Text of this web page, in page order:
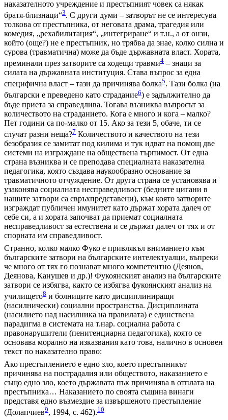
наказателното учреждение и престъпният човек са някак
братя-близнаци“3. С други думи – затворът не се интересува
толкова от престъпника, от неговата драма, трагедия или
комедия, „рехабилитация“, „интегриране“ и т.н., а от онзи,
който (още?) не е престъпник, но трябва да знае, колко силна и
сурова (травматична) може да бъде държавната власт. Хората,
преминали през затворите са ходещи травми4 – знаци за
силата на държавната институция. Става въпрос за една
специфична власт – тази да причинява болка5. Тази болка (на
български е преведено като страдание6) е задължително да
бъде приета за справедлива. Тогава възниква въпросът за
количеството на страданието. Кога е много и кога – малко?
Пет години са по-малко от 15. Ако за тези 5, обаче, ти се
случат разни неща?7 Количеството и качеството на тези
безобразия се замитат под килима и тук идват на помощ две
системи на изграждане на обществена търпимост. От една
страна възниква и се преподава специалната наказателна
педагогика, която създава наукообразно основание за
травматичното отчуждение. От друга страна се установява и
узаконява социалната несправедливост (бедните цигани в
нашите затвори са свръхпредставени), към която затворите
изграждат публичен имунитет като държат хората далеч от
себе си, а и хората започват да приемат социалната
несправедливост за естествена и се държат далеч от тях и от
спорната им справедливост.
Странно, колко малко Фуко е привлякъл вниманието към
българските затвори на българските интелектуалци, въпреки
че много от тях го познават много компетентно (Деянов,
Деянова, Канушев и др.)! Фукоянският анализ на българските
затвори се избягва, както се избягва фукоянският анализ на
училището8 и болниците като дисциплиниращи
(насилнически) социални пространства. Дисциплината
(насилието над насилника на правилата) е единствена
парадигма в системата на т.нар. социална работа с
правонарушители (пенитенциарна педагогика), която се
основава морално на изказвания като това, налично в основен
текст по наказателно право:
Ако престъплението е едно зло, което престъпникът
причинява на пострадалия или обществото, наказанието е
също едно зло, което държавата пък причинява в отплата на
престъпника… Наказанието по своята същина винаги
представя едно възмездие за извършеното престъпление
(Долапчиев9, 1994, с. 462).10